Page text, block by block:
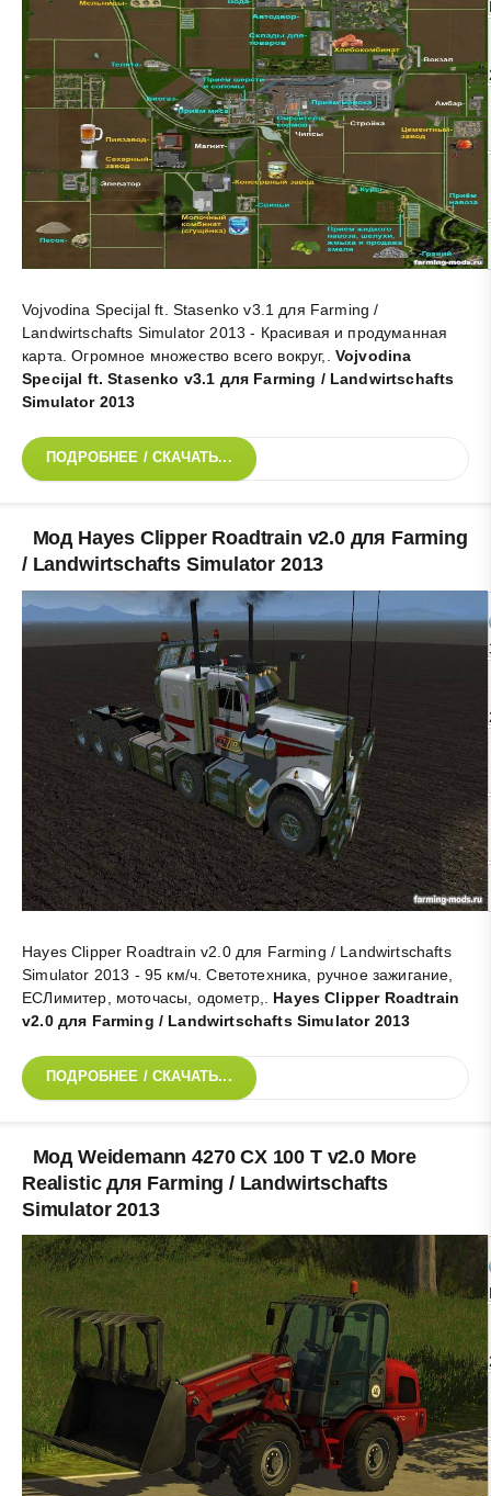
Vojvodina Specijal ft. Stasenko v3.1 для Farming /
Landwirtschafts Simulator 2013 - Красивая и продуманная
карта. Огромное множество всего вокруг,
Vojvodina
Specijal ft. Stasenko v3.1 для Fаrming / Landwirtschafts
Simulator 2013
ПОДРОБНЕЕ / СКАЧАТЬ...
Мод Hayes Clipper Roadtrain v2.0 для Farming
/ Landwirtschafts Simulator 2013
Hayes Clipper Roadtrain v2.0 для Farming / Landwirtschafts
Simulator 2013 - 95 км/ч. Светотехника, ручное зажигание,
ЕСЛимитер, моточасы, одометр,
Hayes Clipper Roadtrain
v2.0 для Farming / Landwirtschafts Simulator 2013
ПОДРОБНЕЕ / СКАЧАТЬ...
Мод Weidemann 4270 CX 100 T v2.0 More
Realistic для Farming / Landwirtschafts
Simulator 2013